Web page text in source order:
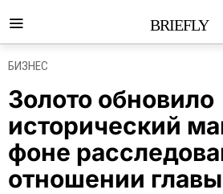
BRIEFLY
БИЗНЕС
Золото обновило
исторический
фоне
отношении